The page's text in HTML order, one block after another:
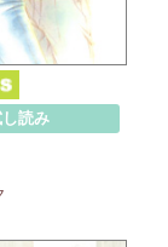
読み